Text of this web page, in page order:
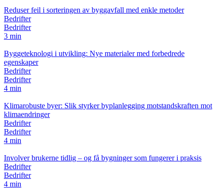
Reduser feil i sorteringen av byggavfall med enkle metoder
Bedrifter
Bedrifter
3 min
Byggeteknologi i utvikling: Nye materialer med forbedrede
egenskaper
Bedrifter
Bedrifter
4 min
Klimarobuste byer: Slik styrker byplanlegging motstandskraften mot
klimaendringer
Bedrifter
Bedrifter
4 min
Involver brukerne tidlig – og få bygninger som fungerer i praksis
Bedrifter
Bedrifter
4 min